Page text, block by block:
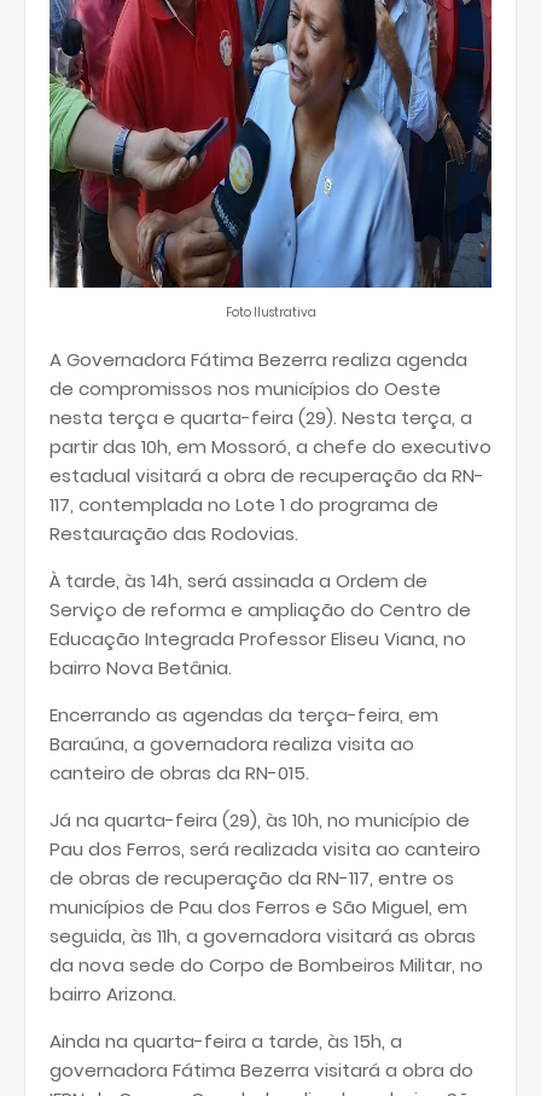
Foto Ilustrativa
A Governadora Fátima Bezerra realiza agenda
de compromissos nos municípios do Oeste
nesta terça e quarta-feira (29). Nesta terça, a
partir das 10h, em Mossoró, a chefe do executivo
estadual visitará a obra de recuperação da RN-
117, contemplada no Lote 1 do programa de
Restauração das Rodovias.
À tarde, às 14h, será assinada a Ordem de
Serviço de reforma e ampliação do Centro de
Educação Integrada Professor Eliseu Viana, no
bairro Nova Betânia.
Encerrando as agendas da terça-feira, em
Baraúna, a governadora realiza visita ao
canteiro de obras da RN-015.
Já na quarta-feira (29), às 10h, no município de
Pau dos Ferros, será realizada visita ao canteiro
de obras de recuperação da RN-117, entre os
municípios de Pau dos Ferros e São Miguel, em
seguida, às 11h, a governadora visitará as obras
da nova sede do Corpo de Bombeiros Militar, no
bairro Arizona.
Ainda na quarta-feira a tarde, às 15h, a
governadora Fátima Bezerra visitará a obra do